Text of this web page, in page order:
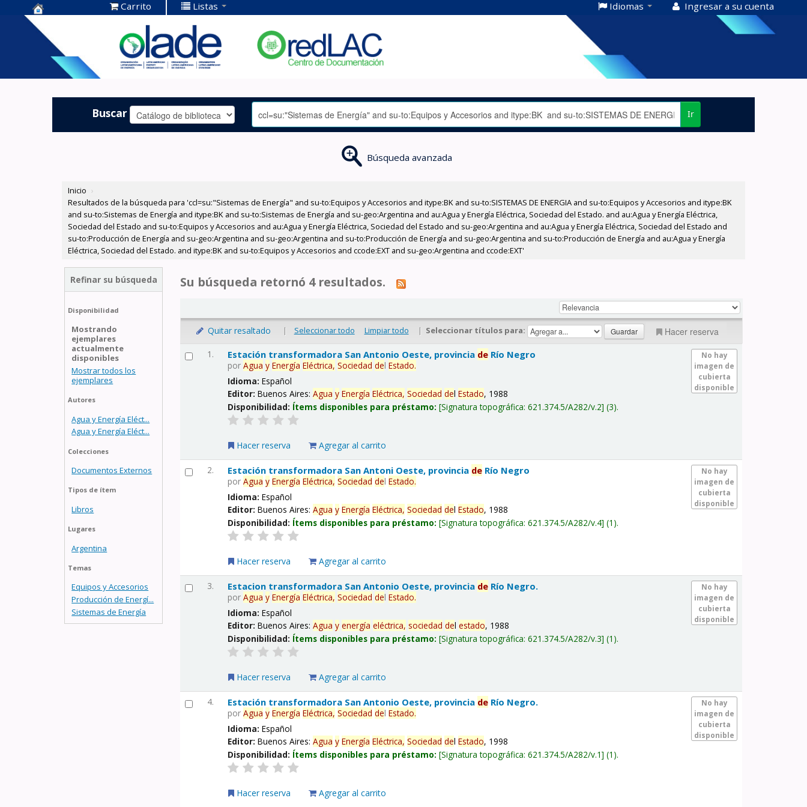
Centro de
Documentación
OLADE -
Carrito Listas Idiomas Ingresar a su cuenta
Buscar Ir
Búsqueda avanzada
Inicio ›
Resultados de la búsqueda para 'ccl=su:"Sistemas de Energía" and su-to:Equipos y Accesorios and itype:BK and su-to:SISTEMAS DE ENERGIA and su-to:Equipos y Accesorios and itype:BK
and su-to:Sistemas de Energía and itype:BK and su-to:Sistemas de Energía and su-geo:Argentina and au:Agua y Energía Eléctrica, Sociedad del Estado. and au:Agua y Energía Eléctrica,
Sociedad del Estado and su-to:Equipos y Accesorios and au:Agua y Energía Eléctrica, Sociedad del Estado and su-geo:Argentina and au:Agua y Energía Eléctrica, Sociedad del Estado and
su-to:Producción de Energía and su-geo:Argentina and su-geo:Argentina and su-to:Producción de Energía and su-geo:Argentina and su-to:Producción de Energía and au:Agua y Energía
Eléctrica, Sociedad del Estado. and itype:BK and su-to:Equipos y Accesorios and ccode:EXT and su-geo:Argentina and ccode:EXT'
Refinar su búsqueda
Disponibilidad
Mostrando
ejemplares
actualmente
disponibles
Mostrar todos los
ejemplares
Autores
Agua y Energía Eléct...
Agua y Energía Eléct...
Colecciones
Documentos Externos
Tipos de ítem
Libros
Lugares
Argentina
Temas
Equipos y Accesorios
Producción de Energí...
Sistemas de Energía
Su búsqueda retornó 4 resultados.
Quitar resaltado | Seleccionar todo Limpiar todo | Seleccionar títulos para: Hacer reserva
1.
No hay
imagen de
cubierta
disponible
Estación transformadora San Antonio Oeste, provincia de Río Negro
porAgua y Energía Eléctrica, Sociedad delEstado.
Idioma:Español
Editor:Buenos Aires:Agua y Energía Eléctrica, Sociedad delEstado, 1988
Disponibilidad: Ítems disponibles para préstamo: Signatura topográfica:621.374.5/A282/v.2 (3).
Hacer reserva Agregar al carrito
2.
No hay
imagen de
cubierta
disponible
Estación transformadora San Antoni Oeste, provincia de Río Negro
porAgua y Energía Eléctrica, Sociedad delEstado.
Idioma:Español
Editor:Buenos Aires:Agua y Energía Eléctrica, Sociedad delEstado, 1988
Disponibilidad: Ítems disponibles para préstamo: Signatura topográfica:621.374.5/A282/v.4 (1).
Hacer reserva Agregar al carrito
3.
No hay
imagen de
cubierta
disponible
Estacion transformadora San Antonio Oeste, provincia de Río Negro.
porAgua y Energía Eléctrica, Sociedad delEstado.
Idioma:Español
Editor:Buenos Aires:Agua y energía eléctrica, sociedad delestado, 1988
Disponibilidad: Ítems disponibles para préstamo: Signatura topográfica:621.374.5/A282/v.3 (1).
Hacer reserva Agregar al carrito
4.
No hay
imagen de
cubierta
disponible
Estación transformadora San Antonio Oeste, provincia de Río Negro.
porAgua y Energía Eléctrica, Sociedad delEstado.
Idioma:Español
Editor:Buenos Aires:Agua y Energía Eléctrica, Sociedad delEstado, 1998
Disponibilidad: Ítems disponibles para préstamo: Signatura topográfica:621.374.5/A282/v.1 (1).
Hacer reserva Agregar al carrito